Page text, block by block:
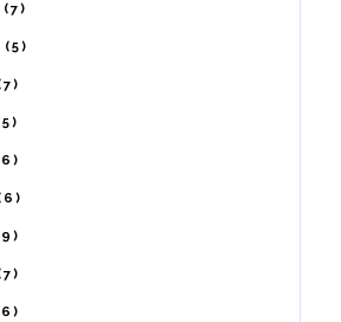
7
5
7
5
6
6
9
7
6